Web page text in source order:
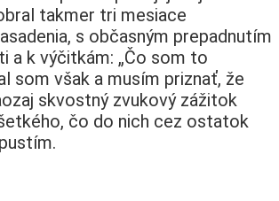
takmer tri mesiace
s občasným prepadnutím
a k výčitkám: „Čo som to
som však a musím priznať, že
skvostný zvukový zážitok
čo do nich cez ostatok